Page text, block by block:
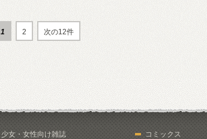
1 2 次の12件
少女・女性向け雑誌
コミックス